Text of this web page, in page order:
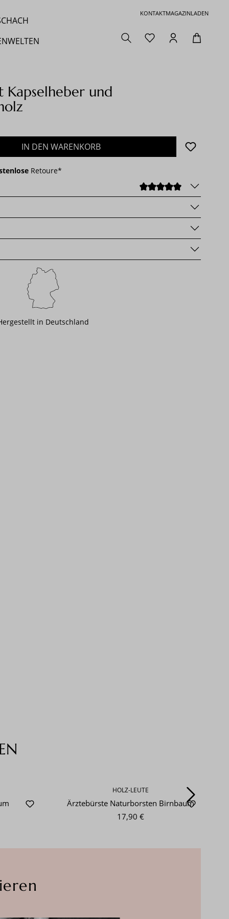
KONTAKTMAGAZINLADEN
Kapselheber und
gewünschten Wert ein oder benutze
IN DEN WARENKORB
Retoure*
in Deutschland
HOLZ-LEUTE
Ärztebürste Naturborsten Birnbaum
17,90 €